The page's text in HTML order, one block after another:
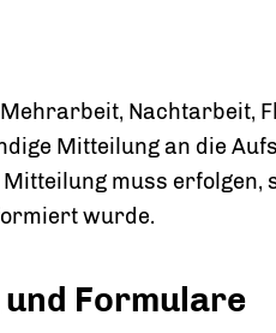
Nachtarbeit,
Mitteilung an die
muss
wurde.
Formulare